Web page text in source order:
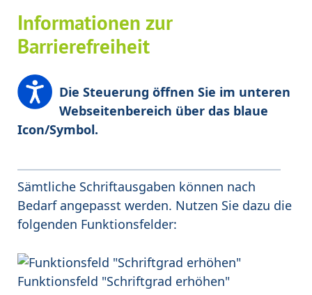
Informationen zur
Barrierefreiheit
Die Steuerung öffnen Sie im unteren
Webseitenbereich über das blaue
Icon/Symbol.
Sämtliche Schriftausgaben können nach
Bedarf angepasst werden. Nutzen Sie dazu die
folgenden Funktionsfelder:
Funktionsfeld "Schriftgrad erhöhen"